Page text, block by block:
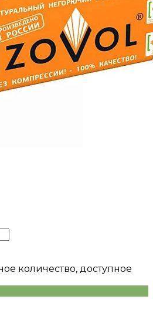
количество, доступное